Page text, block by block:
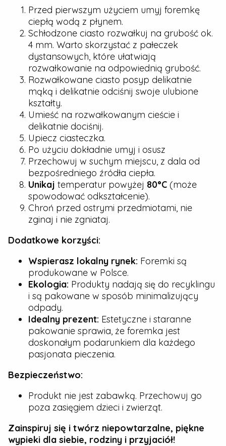
Przed pierwszym użyciem umyj foremkę
ciepłą wodą z płynem.
Schłodzone ciasto rozwałkuj na grubość ok.
4 mm. Warto skorzystać z pałeczek
dystansowych, które ułatwiają
rozwałkowanie na odpowiednią grubość.
Rozwałkowane ciasto posyp delikatnie
mąką i delikatnie odciśnij swoje ulubione
kształty.
Umieść na rozwałkowanym cieście i
delikatnie dociśnij.
Upiecz ciasteczka.
Po użyciu dokładnie umyj i osusz
Przechowuj w suchym miejscu, z dala od
bezpośredniego źródła ciepła.
Unikaj temperatur powyżej 80°C (może
spowodować odkształcenie).
Chroń przed ostrymi przedmiotami, nie
zginaj i nie zgniataj.
Dodatkowe korzyści:
Wspierasz lokalny rynek: Foremki są
produkowane w Polsce.
Ekologia: Produkty nadają się do recyklingu
i są pakowane w sposób minimalizujący
odpady.
Idealny prezent: Estetyczne i staranne
pakowanie sprawia, że foremka jest
doskonałym podarunkiem dla każdego
pasjonata pieczenia.
Bezpieczeństwo:
Produkt nie jest zabawką. Przechowuj go
poza zasięgiem dzieci i zwierząt.
Zainspiruj się i twórz niepowtarzalne, piękne
wypieki dla siebie, rodziny i przyjaciół!